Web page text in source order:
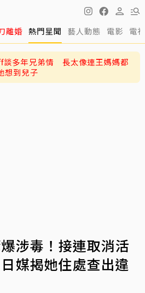
離婚 熱門星聞 藝人動態 電影 電
談多年兄弟情 長太像連王媽媽都
想到兒子
涉毒！接連取消活
媒揭她住處查出違